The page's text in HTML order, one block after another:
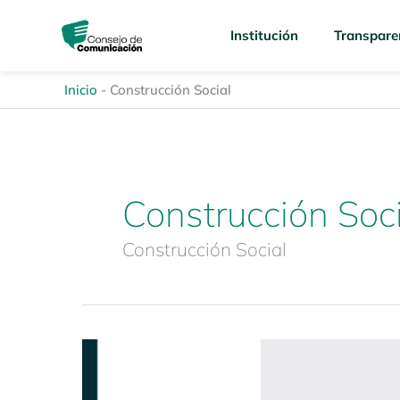
Institución
Inicio - Construcción Social
Construcción
Construcción Social